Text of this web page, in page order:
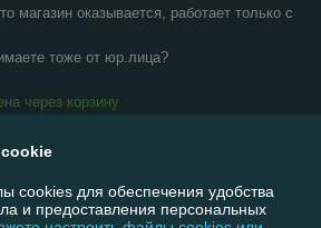
магазин оказывается, работает только с
тоже от юр.лица?
через корзину
все отзывы
cookies для обеспечения удобства
и предоставления персональных